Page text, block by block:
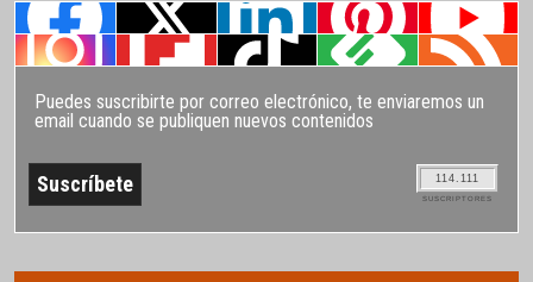
Puedes suscribirte por correo electrónico, te enviaremos un
email cuando se publiquen nuevos contenidos
114.111
SUSCRIPTORES